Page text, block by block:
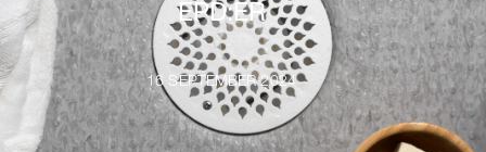
EPD:ER
16 SEPTEMBER 2024